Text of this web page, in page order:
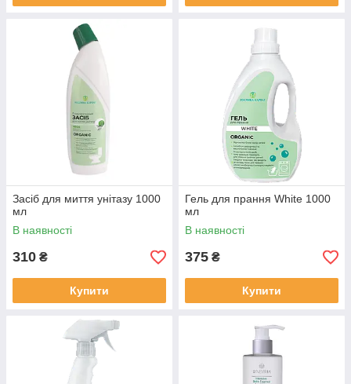
Засіб для миття унітазу 1000
мл
В наявності
310 ₴
Купити
Гель для прання White 1000
мл
В наявності
375 ₴
Купити